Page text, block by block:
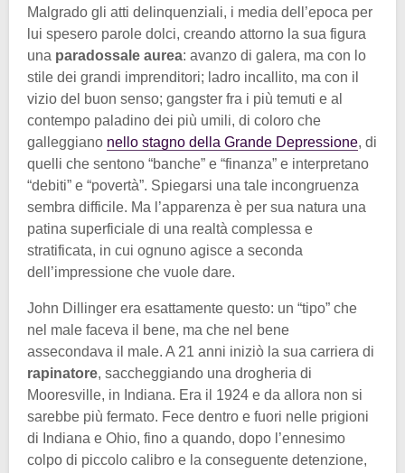
Malgrado gli atti delinquenziali, i media dell’epoca per
lui spesero parole dolci, creando attorno la sua figura
una paradossale aurea: avanzo di galera, ma con lo
stile dei grandi imprenditori; ladro incallito, ma con il
vizio del buon senso; gangster fra i più temuti e al
contempo paladino dei più umili, di coloro che
galleggiano nello stagno della Grande Depressione, di
quelli che sentono “banche” e “finanza” e interpretano
“debiti” e “povertà”. Spiegarsi una tale incongruenza
sembra difficile. Ma l’apparenza è per sua natura una
patina superficiale di una realtà complessa e
stratificata, in cui ognuno agisce a seconda
dell’impressione che vuole dare.
John Dillinger era esattamente questo: un “tipo” che
nel male faceva il bene, ma che nel bene
assecondava il male. A 21 anni iniziò la sua carriera di
rapinatore, saccheggiando una drogheria di
Mooresville, in Indiana. Era il 1924 e da allora non si
sarebbe più fermato. Fece dentro e fuori nelle prigioni
di Indiana e Ohio, fino a quando, dopo l’ennesimo
colpo di piccolo calibro e la conseguente detenzione,